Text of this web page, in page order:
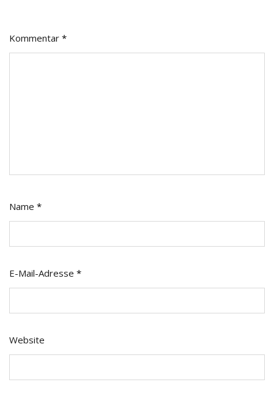
Kommentar *
Name *
E-Mail-Adresse *
Website